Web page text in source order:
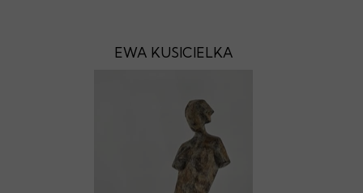
EWA KUSICIELKA